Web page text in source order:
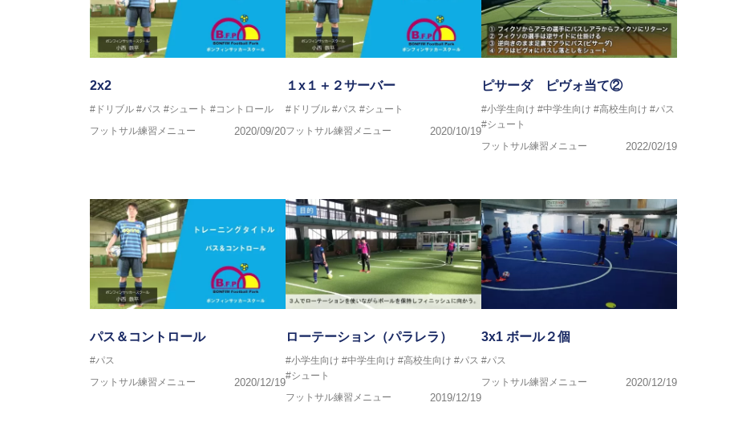
JFA公認A級コーチジェネラルライセンス・JFA公認フットサルB級コーチライセンス
横山 哲久
ASV ペスカドーラ町田 監督、FC VIGORE 監督
日本サッカー協会公認B級ライセンス・日本サッカー協会公認フットサルB級ライセンス
2x2
#ドリブル #パス #シュート #コントロール
フットサル練習メニュー
2020/09/20
１x１＋２サーバー
#ドリブル #パス #シュート
フットサル練習メニュー
2020/10/19
ピサーダ ピヴォ当て②
#小学生向け #中学生向け #高校生向け #パス
#シュート
フットサル練習メニュー
2022/02/19
パス＆コントロール
#パス
フットサル練習メニュー
2020/12/19
ローテーション（パラレラ）
#小学生向け #中学生向け #高校生向け #パス
#シュート
フットサル練習メニュー
2019/12/19
3x1 ボール２個
#パス
フットサル練習メニュー
2020/12/19